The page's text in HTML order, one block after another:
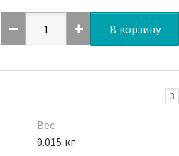
В корзину
3
Вес
0.015 кг